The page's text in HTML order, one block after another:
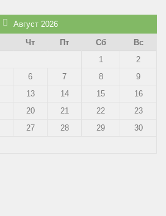
Август 2026
Чт Пт Сб
Вс
1
2
6 7 8
9
13 14 15
16
20 21 22
23
27 28 29
30